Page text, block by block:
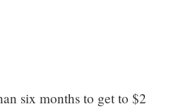
six months to get to $2